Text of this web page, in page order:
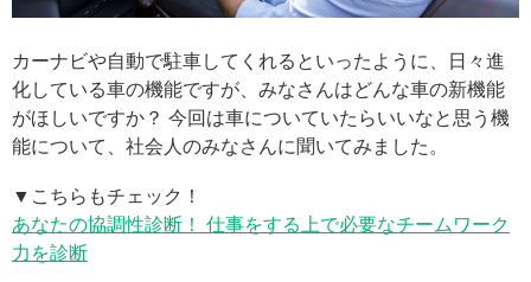
カーナビや自動で駐車してくれるといったように、日々進
化している車の機能ですが、みなさんはどんな車の新機能
がほしいですか？ 今回は車についていたらいいなと思う機
能について、社会人のみなさんに聞いてみました。
▼こちらもチェック！
あなたの協調性診断！ 仕事をする上で必要なチームワーク
力を診断